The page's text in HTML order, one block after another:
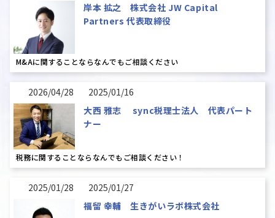
岸本 拡之 株式会社 JW Capital
Partners 代表取締役
M&Aに関することならなんでもご相談ください
2026/04/28
2025/01/16
大西 雅志 sync税理士法人 代表パート
ナー
税務に関することならなんでもご相談ください！
2025/01/28
2025/01/27
福留 幸輔 生きがいラボ株式会社